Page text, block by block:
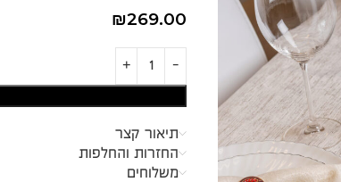
₪269.00
תיאור קצר
החזרות והחלפות
משלוחים